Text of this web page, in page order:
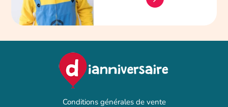
Conditions générales de vente